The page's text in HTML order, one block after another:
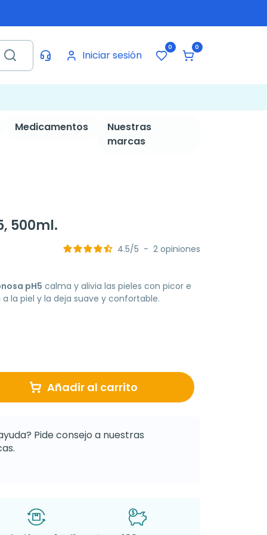
Iniciar sesión
0 0
Medicamentos
Nuestras
marcas
500ml.
4.5/5 - 2 opiniones
pH5 calma y alivia las pieles con picor e
la piel y la deja suave y confortable.
Añadir al carrito
Pide consejo a nuestras